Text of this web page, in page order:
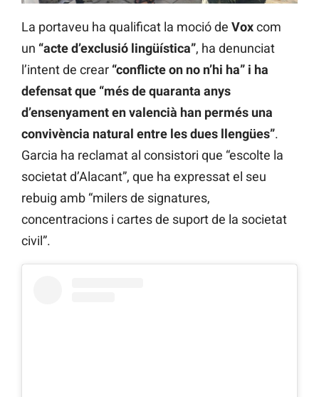
La portaveu ha qualificat la moció de Voxcom
un “acte d’exclusió lingüística”, ha denunciat
l’intent de crear “conflicte on no n’hi ha” i ha
defensat que “més de quaranta anys
d’ensenyament en valencià han permés una
convivència natural entre les dues llengües”.
Garcia ha reclamat al consistori que “escolte la
societat d’Alacant”, que ha expressat el seu
rebuig amb “milers de signatures,
concentracions i cartes de suport de la societat
civil”.